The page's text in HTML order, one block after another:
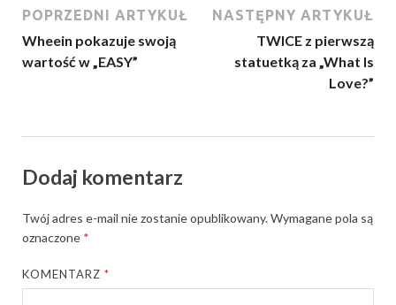
POPRZEDNI ARTYKUŁ
Wheein pokazuje swoją
wartość w „EASY”
NASTĘPNY ARTYKUŁ
TWICE z pierwszą
statuetką za „What Is
Love?”
Dodaj komentarz
Twój adres e-mail nie zostanie opublikowany.Wymagane pola są
oznaczone *
KOMENTARZ*